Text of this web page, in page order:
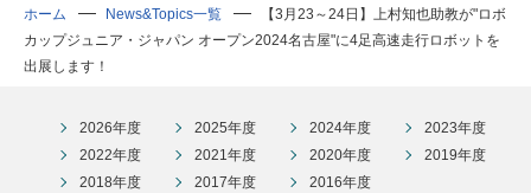
ホーム News&Topics一覧
【3月23～24日】上村知也助教が"ロボ
カップジュニア・ジャパン オープン2024名古屋"に4足高速走行ロボットを
出展します！
2026年度 2025年度 2024年度
2023年度
2022年度
2021年度 2020年度
2019年度
2018年度
2017年度 2016年度